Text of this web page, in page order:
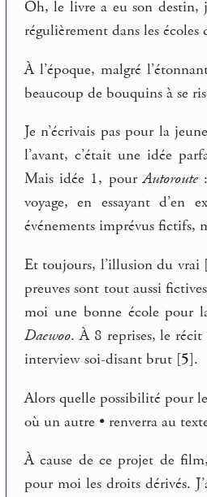
Oh, le livre a eu son destin,
régulièrement dans les écoles
À l’époque, malgré
beaucoup de bouquins à se
Je n’écrivais pas pour la
l’avant, c’était une idée
Mais idée 1, pourAutoroute:
voyage, en essayant d’en
événements imprévus fictifs,
Et toujours, l’illusion du vrai
preuves sont tout aussi
moi une bonne école pour
Daewoo. À 8 reprises, le récit
interview soi-disant brut [5].
Alors quelle possibilité pour
où un autre • renverra au
À cause de ce projet de
pour moi les droits dérivés.